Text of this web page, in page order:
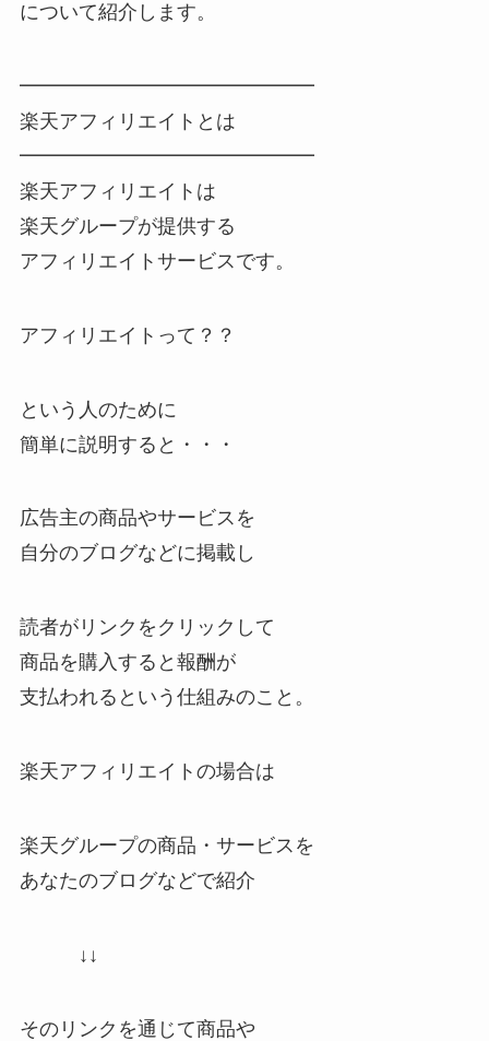
について紹介します。
━━━━━━━━━━━━━━━
楽天アフィリエイトとは
━━━━━━━━━━━━━━━
楽天アフィリエイトは
楽天グループが提供する
アフィリエイトサービスです。
アフィリエイトって？？
という人のために
簡単に説明すると・・・
広告主の商品やサービスを
自分のブログなどに掲載し
読者がリンクをクリックして
商品を購入すると報酬が
支払われるという仕組みのこと。
楽天アフィリエイトの場合は
楽天グループの商品・サービスを
あなたのブログなどで紹介
↓↓
そのリンクを通じて商品や